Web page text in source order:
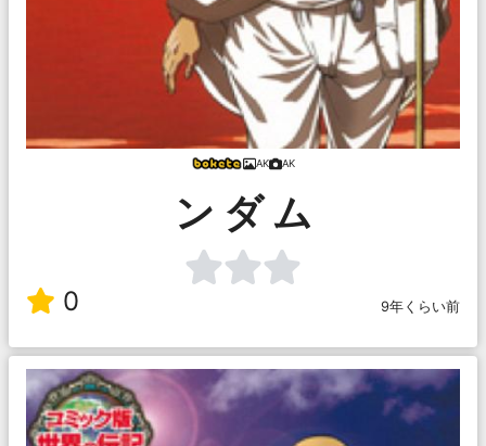
AK AK
ン ダ ム
0 9年くらい前